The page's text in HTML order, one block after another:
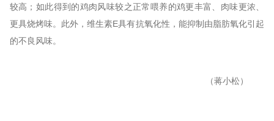
较高；如此得到的鸡肉风味较之正常喂养的鸡更丰富、肉味更浓、
更具烧烤味。此外，维生素E具有抗氧化性，能抑制由脂肪氧化引起
的不良风味。
（蒋小松）